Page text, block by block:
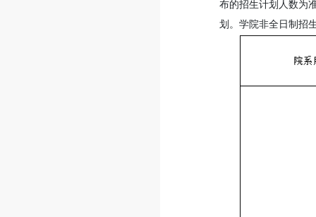
布的招生计划人数为
划。学院非全日制招